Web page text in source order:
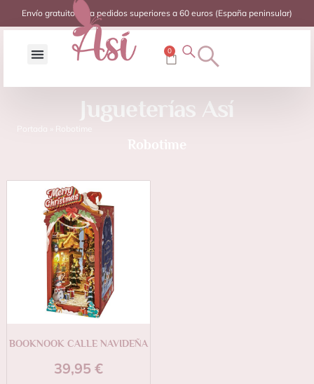
Envío gratuito para pedidos superiores a 60 euros (España peninsular)
0
Jugueterías Así
Portada Robotime
BOOKNOOK CALLE NAVIDEÑA
39,95 €